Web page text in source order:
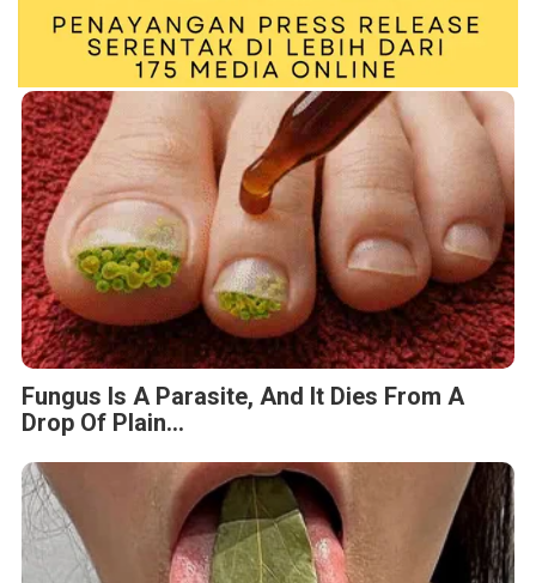
Fungus Is A Parasite, And It Dies From A
Drop Of Plain...